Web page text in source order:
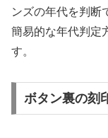
ンズの年代を判断
簡易的な年代判定
す。
ボタン裏の刻